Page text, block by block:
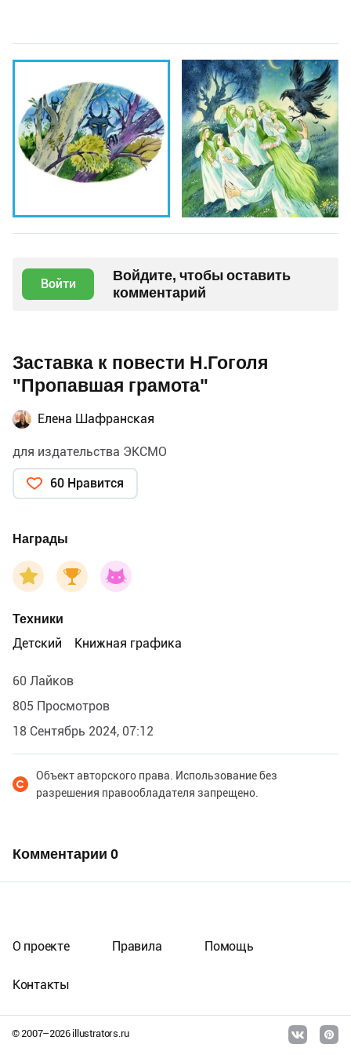
Войти
Войдите, чтобы оставить
комментарий
Заставка к повести Н.Гоголя
"Пропавшая грамота"
Елена Шафранская
для издательства ЭКСМО
60 Нравится
Награды
Техники
Детский
Книжная графика
60 Лайков
805 Просмотров
18 Сентябрь 2024, 07:12
Объект авторского права. Использование без
разрешения правообладателя запрещено.
Комментарии 0
© 2007–2026illustrators.ru
О проекте Правила Помощь
Контакты